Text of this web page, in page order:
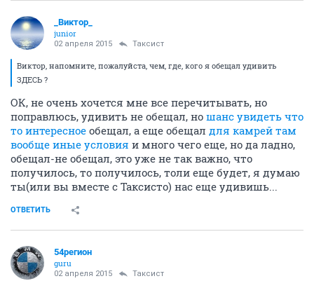
_Виктор_
juniоr
02 апреля 2015 Таксист
Виктор, напомните, пожалуйста, чем, где, кого я обещал удивить
ЗДЕСЬ ?
ОК, не очень хочется мне все перечитывать, но
поправлюсь, удивить не обещал, но шанс увидеть что
то интересное обещал, а еще обещал для камрей там
вообще иные условия и много чего еще, но да ладно,
обещал-не обещал, это уже не так важно, что
получилось, то получилось, толи еще будет, я думаю
ты(или вы вместе с Таксисто) нас еще удивишь...
ОТВЕТИТЬ
54регион
guru
02 апреля 2015 Таксист